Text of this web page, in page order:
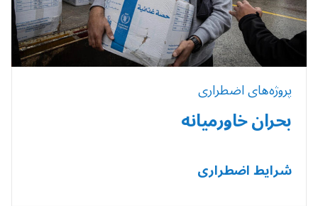
پروژه‌های اضطراری
بحران خاورمیانه
شرایط اضطراری